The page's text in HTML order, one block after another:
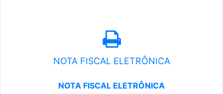
NOTA FISCAL ELETRÔNICA
NOTA FISCAL ELETRÔNICA